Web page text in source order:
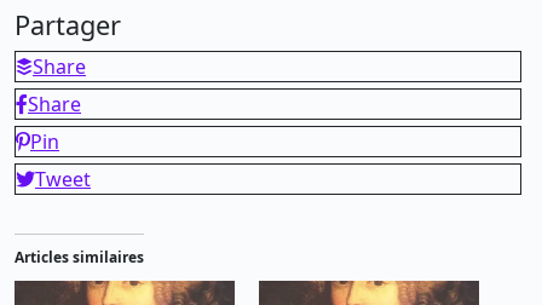
Partager
Share
Share
Pin
Tweet
Articles similaires